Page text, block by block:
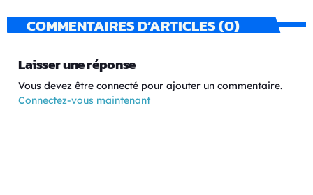
COMMENTAIRES D’ARTICLES (0)
Laisser une réponse
Vous devez être connecté pour ajouter un commentaire.
Connectez-vous maintenant